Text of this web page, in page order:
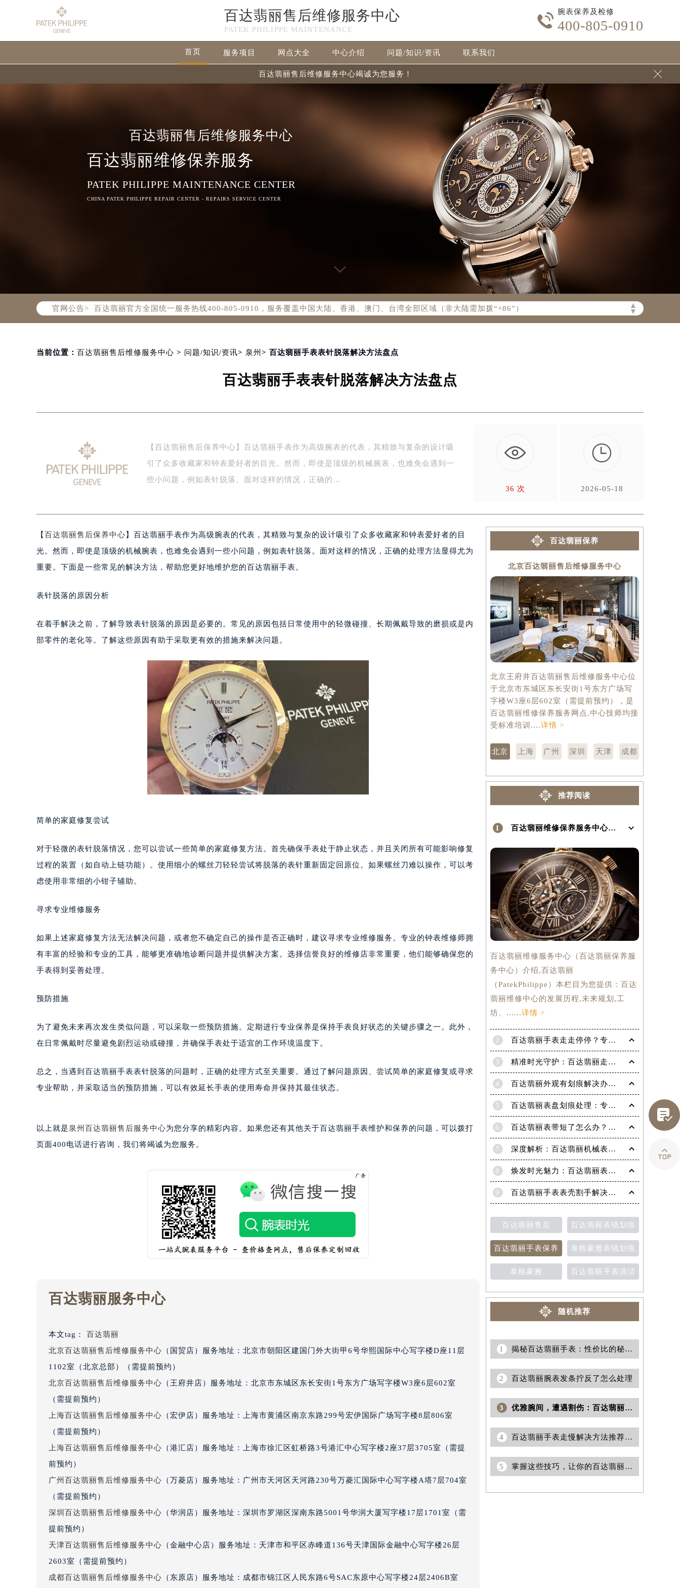
百达翡丽售后维修服务中心
PATEK PHILIPPE MAINTENANCE

腕表保养及检修
400-805-0910
首页 服务项目 网点大全 中心介绍 问题/知识/资讯 联系我们
百达翡丽售后维修服务中心竭诚为您服务！ 
百达翡丽售后维修服务中心
百达翡丽维修保养服务
PATEK PHILIPPE MAINTENANCE CENTER
CHINA PATEK PHILIPPE REPAIR CENTER - REPAIRS SERVICE CENTER
官网公告> ▲
▼
百达翡丽官方全国统一服务热线400-805-0910，服务覆盖中国大陆、香港、澳门、台湾全部区域（非大陆需加拨“+86”）
2026年8月百达翡丽售后服务中心最新网点地址：
北京市朝阳区建国门外大街甲6号华熙国际中心写字楼D座11层1102室（北京总部）（需提前预约）
天津市和平区赤峰道136号天津国际金融中心写字楼26层2603室（需提前预约）
上海市黄浦区南京东路299号宏伊国际广场写字楼8层806室（需提前预约）
盐城市盐都区世纪大道5号盐城金融城写字楼1号楼16层1604室（需提前预约）
泰州市海陵区永定东路399号置地商务中心东塔写字楼（华润万象城）17层1706室（需提前预约）
宁波市江北区大闸南路500号来福士广场办公楼20层2009室（需提前预约）
嘉兴市南湖区广益路705号嘉兴世界贸易中心写字楼A座13层1304室（需提前预约）
南昌市红谷滩新区红谷中大道998号绿地双子塔（中央广场）A1座办公楼14层07室（需提前预约）
济南市历下区经十路11111号华润中心写字楼（万象城）15层1508室（需提前预约）
广州市越秀区环市东路371-375号世界贸易中心大厦南塔写字楼15层07室（需提前预约）
惠州市惠城区江北文昌一路7号华贸大厦写字楼1座30层05室（需提前预约）
厦门市思明区湖滨东路95号华润大厦写字楼B座11层1104室（需提前预约）
成都市锦江区人民东路6号SAC东原中心写字楼24层2406B室（需提前预约）
重庆市江北区观音桥步行街2号融恒时代广场写字楼9层902室（需提前预约）
长沙市芙蓉区定王台街道建湘路393号世茂环球金融中心写字楼（芙蓉广场）10层13室（需提前预约）
郑州市二七区铭功路10号华润大厦写字楼29层2905室（需提前预约）
太原市迎泽区解放路15号亨得利名表服务中心（品牌授权店）3层整层（需提前预约）
沈阳市沈河区中街路137号亨得利名表服务中心（品牌授权店）1层整层（需提前预约）
沈阳市沈河区中街路83号亨得利名表服务中心（品牌授权店）1层整层（需提前预约）
乌鲁木齐市天山区红山路26号时代广场（CCMALL）C座17层17-B（需提前预约）
温州市鹿城区锦绣路1067号置信广场10层1015室（需提前预约）
哈尔滨市道里区友谊西路600号富力中心T2座写字楼29层03室（需提前预约）
佛山市禅城区季华五路57号万科金融中心C座12层1205室（需提前预约）
无锡市梁溪区人民中路139号恒隆广场写字楼1座11层1104室（需提前预约）
南通市崇川区工农路57号圆融广场写字楼16层1603室（需提前预约）
苏州市苏州工业园区星港街199号苏州中心办公楼C座22层08室（需提前预约）
泉州市丰泽区宝洲路729号浦西万达中心写字楼A座7楼709室（需提前预约）
烟台市芝罘区胜利路139号万达金融中心A座907室（需提前预约）
长春市朝阳区西安大路727号中银大厦A座(旺进大厦)18层09室（需提前预约）
西安市碑林区南关正街88号华侨城长安国际中心E座6楼10室（需提前预约）
海口市龙华区金贸东路5号海口华润大厦B座17层1707室（需提前预约）
台州市椒江区东海大道1800号腾达中心东1幢20楼2002室（需提前预约）
内蒙古自治区呼和浩特市玉泉区大学西街70号华润万象城写字楼（鄂尔多斯大厦）23层2326室（需提前预约）
黑龙江省大庆市萨尔图区会战大街百达翡丽售后服务中心（需提前预约）
黑龙江省鹤岗市向阳区红军路百达翡丽售后服务中心（需提前预约）
黑龙江省鸡西市鸡冠区红军路百达翡丽售后服务中心（需提前预约）
黑龙江省佳木斯市向阳区长安路百达翡丽售后服务中心（需提前预约）
黑龙江省牡丹江市东安区太平路百达翡丽售后服务中心（需提前预约）
黑龙江省七台河市桃山区大同街百达翡丽售后服务中心（需提前预约）
黑龙江省齐齐哈尔市龙沙区龙华路百达翡丽售后服务中心（需提前预约）
黑龙江省双鸭山市尖山区新兴大街百达翡丽售后服务中心（需提前预约）
黑龙江省绥化市北林区新华街与康庄路交叉口百达翡丽售后服务中心（需提前预约）
吉林省白山市浑江区浑江大街百达翡丽售后服务中心（需提前预约）
吉林省辽源市龙山区人民大街百达翡丽售后服务中心（需提前预约）
吉林省松原市宁江区五环大街百达翡丽售后服务中心（需提前预约）
吉林省通化市东昌区环通乡江南大街百达翡丽售后服务中心（需提前预约）
吉林省延边市延吉市解放路百达翡丽售后服务中心（需提前预约）
辽宁省鞍山市铁东区站前街百达翡丽售后服务中心（需提前预约）
辽宁省本溪市平山区胜利路百达翡丽售后服务中心（需提前预约）
辽宁省朝阳市双塔区新华路百达翡丽售后服务中心（需提前预约）
辽宁省阜新市海州区解放大街百达翡丽售后服务中心（需提前预约）
辽宁省葫芦岛市连山区中央路百达翡丽售后服务中心（需提前预约）
辽宁省锦州市古塔区中央大街百达翡丽售后服务中心（需提前预约）
辽宁省盘锦市兴隆台区石油大街百达翡丽售后服务中心（需提前预约）
辽宁省铁岭市银州区南马路百达翡丽售后服务中心（需提前预约）
当前位置： 百达翡丽售后维修服务中心 > 问题/知识/资讯> 泉州 > 百达翡丽手表表针脱落解决方法盘点
百达翡丽手表表针脱落解决方法盘点
【百达翡丽售后保养中心】百达翡丽手表作为高级腕表的代表，其精致与复杂的设计吸
引了众多收藏家和钟表爱好者的目光。然而，即使是顶级的机械腕表，也难免会遇到一
些小问题，例如表针脱落。面对这样的情况，正确的…
36 次

2026-05-18
【 百达翡丽售后保养中心 】百达翡丽手表作为高级腕表的代表，其精致与复杂的设计吸引了众多收藏家和钟表爱好者的目
光。然而，即使是顶级的机械腕表，也难免会遇到一些小问题，例如表针脱落。面对这样的情况，正确的处理方法显得尤为
重要。下面是一些常见的解决方法，帮助您更好地维护您的百达翡丽手表。
表针脱落的原因分析
在着手解决之前，了解导致表针脱落的原因是必要的。常见的原因包括日常使用中的轻微碰撞、长期佩戴导致的磨损或是内
部零件的老化等。了解这些原因有助于采取更有效的措施来解决问题。
简单的家庭修复尝试
对于轻微的表针脱落情况，您可以尝试一些简单的家庭修复方法。首先确保手表处于静止状态，并且关闭所有可能影响修复
过程的装置（如自动上链功能）。使用细小的螺丝刀轻轻尝试将脱落的表针重新固定回原位。如果螺丝刀难以操作，可以考
虑使用非常细的小钳子辅助。
寻求专业维修服务
如果上述家庭修复方法无法解决问题，或者您不确定自己的操作是否正确时，建议寻求专业维修服务。专业的钟表维修师拥
有丰富的经验和专业的工具，能够更准确地诊断问题并提供解决方案。选择信誉良好的维修店非常重要，他们能够确保您的
手表得到妥善处理。
预防措施
为了避免未来再次发生类似问题，可以采取一些预防措施。定期进行专业保养是保持手表良好状态的关键步骤之一。此外，
在日常佩戴时尽量避免剧烈运动或碰撞，并确保手表处于适宜的工作环境温度下。
总之，当遇到百达翡丽手表表针脱落的问题时，正确的处理方式至关重要。通过了解问题原因、尝试简单的家庭修复或寻求
专业帮助，并采取适当的预防措施，可以有效延长手表的使用寿命并保持其最佳状态。
以上就是泉州百达翡丽售后服务中心为您分享的精彩内容。如果您还有其他关于百达翡丽手表维护和保养的问题，可以拨打
页面400电话进行咨询，我们将竭诚为您服务。
百达翡丽服务中心
本文tag： 百达翡丽
北京百达翡丽售后维修服务中心 （国贸店）服务地址：北京市朝阳区建国门外大街甲6号华熙国际中心写字楼D座11层
1102室（北京总部）（需提前预约）
北京百达翡丽售后维修服务中心 （王府井店）服务地址：北京市东城区东长安街1号东方广场写字楼W3座6层602室
（需提前预约）
上海百达翡丽售后维修服务中心 （宏伊店）服务地址：上海市黄浦区南京东路299号宏伊国际广场写字楼8层806室
（需提前预约）
上海百达翡丽售后维修服务中心 （港汇店）服务地址：上海市徐汇区虹桥路3号港汇中心写字楼2座37层3705室（需提
前预约）
广州百达翡丽售后维修服务中心 （万菱店）服务地址：广州市天河区天河路230号万菱汇国际中心写字楼A塔7层704室
（需提前预约）
深圳百达翡丽售后维修服务中心 （华润店）服务地址：深圳市罗湖区深南东路5001号华润大厦写字楼17层1701室（需
提前预约）
天津百达翡丽售后维修服务中心 （金融中心店）服务地址：天津市和平区赤峰道136号天津国际金融中心写字楼26层
2603室（需提前预约）
成都百达翡丽售后维修服务中心 （东原店）服务地址：成都市锦江区人民东路6号SAC东原中心写字楼24层2406B室
百达翡丽保养
北京百达翡丽售后维修服务中心
北京王府井百达翡丽售后维修服务中心位
于北京市东城区东长安街1号东方广场写
字楼W3座6层602室（需提前预约），是
百达翡丽维修保养服务网点,中心技师均接
受标准培训....详情 >
北京 上海 广州 深圳 天津 成都
推荐阅读
1 百达翡丽维修保养服务中心介绍 | PatekPhilippe
百达翡丽维修服务中心（百达翡丽保养服
务中心）介绍,百达翡丽
（PatekPhilippe）本栏目为您提供：百达
翡丽维修中心的发展历程,未来规划,工
坊、......详情 >
2 百达翡丽手表走走停停？专业修复指南，让时间重新流畅运行
3 精准时光守护：百达翡丽走快了？掌握这份秘籍，让每一秒都精准无误！
4 百达翡丽外观有划痕解决办法是什么（专业修复技巧与注意事项）
5 百达翡丽表盘划痕处理：专业技巧，让爱表焕然一新
6 百达翡丽表带短了怎么办？超实用技巧教你轻松解决！
7 深度解析：百达翡丽机械表机芯生锈的高效修复策略
8 焕发时光魅力：百达翡丽表带掉色修复秘籍
9 百达翡丽手表表壳割手解决方法（保养与修复技巧分享）
百达翡丽售后 百达翡丽表镜划痕
百达翡丽手表保养 泰格豪雅表镜划痕
泰格豪雅 百达翡丽手表清洁
随机推荐
1 揭秘百达翡丽手表：性价比的秘密，尽在不言中
2 百达翡丽腕表发条拧反了怎么处理
3 优雅腕间，遭遇割伤：百达翡丽表壳小伤的急救指南
4 百达翡丽手表走慢解决方法推荐（精准保养与调整技巧）
5 掌握这些技巧，让你的百达翡丽手表永不停歇！

